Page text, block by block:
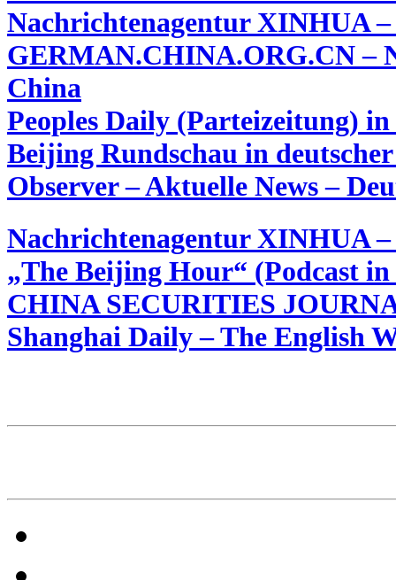
Nachrichtenagentur XINHUA –
GERMAN.CHINA.ORG.CN –
China
Peoples Daily (Parteizeitung)
Beijing Rundschau in
Observer – Aktuelle News –
Nachrichtenagentur XINHUA
„The Beijing Hour“ (Podcast
CHINA SECURITIES
Shanghai Daily – The English